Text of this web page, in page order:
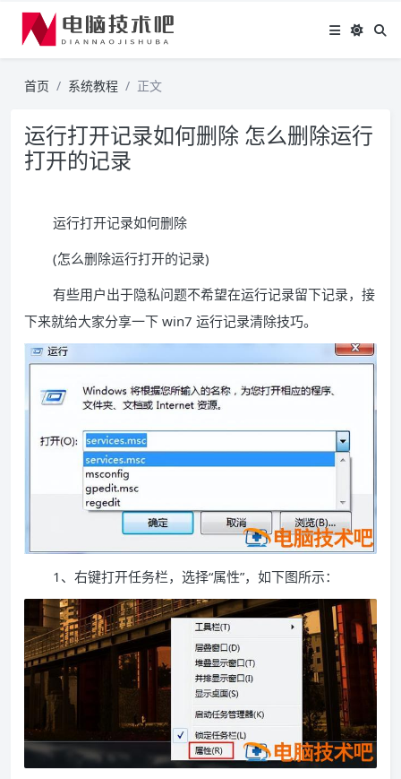
首页 系统教程 正文
运行打开记录如何删除 怎么删除运行
打开的记录
运行打开记录如何删除
(怎么删除运行打开的记录)
有些用户出于隐私问题不希望在运行记录留下记录，接
下来就给大家分享一下 win7 运行记录清除技巧。
1、右键打开任务栏，选择“属性”，如下图所示：